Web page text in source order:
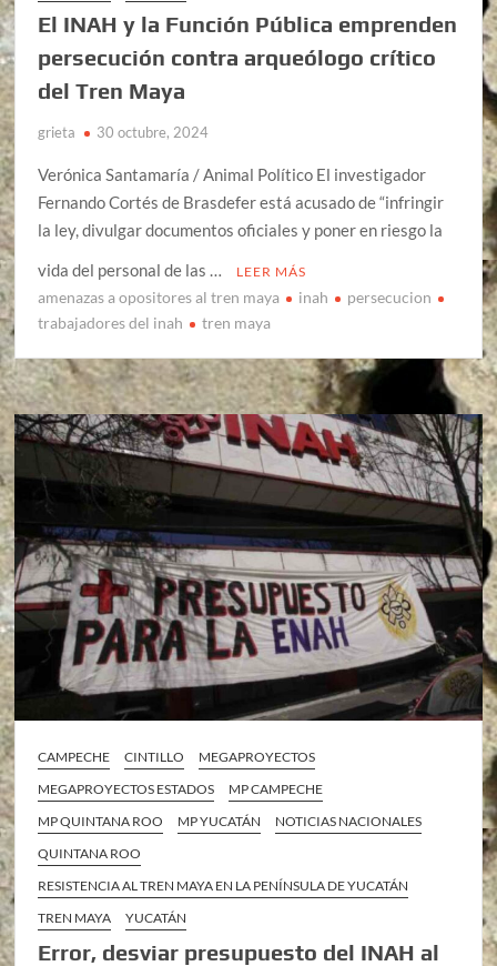
El INAH y la Función Pública emprenden
persecución contra arqueólogo crítico
del Tren Maya
grieta 30 octubre, 2024
Verónica Santamaría / Animal Político El investigador
Fernando Cortés de Brasdefer está acusado de “infringir
la ley, divulgar documentos oficiales y poner en riesgo la
vida del personal de las …
LEER MÁS
amenazas a opositores al tren maya inah
persecucion
trabajadores del inah
tren maya
CAMPECHE CINTILLO
MEGAPROYECTOS
MEGAPROYECTOS ESTADOS
MP CAMPECHE
MP QUINTANA ROO
MP YUCATÁN
NOTICIAS NACIONALES
QUINTANA ROO
RESISTENCIA AL TREN MAYA EN LA PENÍNSULA DE YUCATÁN
TREN MAYA
YUCATÁN
Error, desviar presupuesto del INAH al